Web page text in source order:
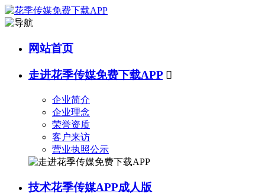
网站首页
走进花季传媒免费下载APP 
企业简介
企业理念
荣誉资质
客户来访
营业执照公示
技术花季传媒APP成人版